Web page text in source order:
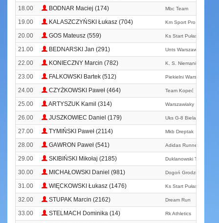
18.00 BODNAR Maciej (174) Mbc Team
19.00 KALASZCZYŃSKI Łukasz (704) Km Sport Pro Team
20.00 GOS Mateusz (559) Ks Start Pułaski Warka
21.00 BEDNARSKI Jan (291) Unts Warszawa
22.00 KONIECZNY Marcin (782) K. S.
23.00 FALKOWSKI Bartek (512) Piekielni Warszawa
24.00 CZYŻKOWSKI Paweł (464) Team Kopeć
25.00 ARTYSZUK Kamil (314) Warszawiaky
26.00 JUSZKOWIEC Daniel (179) Uks G-8 Bielany
27.00 TYMIŃSKI Paweł (2114) Mkb Dreptak
28.00 GAWRON Paweł (541) Adidas Runners
29.00 SKIBIŃSKI Mikołaj (2185) Duklanowski Team
30.00 MICHAŁOWSKI Daniel (981) Dogoń Grodzisk
31.00 WIĘCKOWSKI Łukasz (1476) Ks Start Pułaski Warka
32.00 STUPAK Marcin (2162) Dream Run
33.00 STELMACH Dominika (14) Rk Athletics